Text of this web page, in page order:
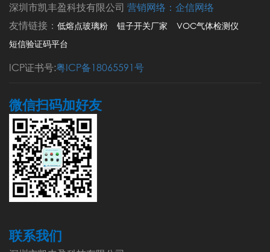
深圳市凯丰盈科技有限公司 营销网络： 企信网络
友情链接： 低熔点玻璃粉 钮子开关厂家
VOC气体检测仪
短信验证码平台
ICP证书号:粤ICP备18065591号
微信扫码加好友
联系我们